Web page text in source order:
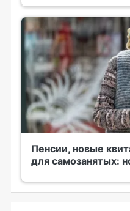
Пенсии, новые
для самозанятых: